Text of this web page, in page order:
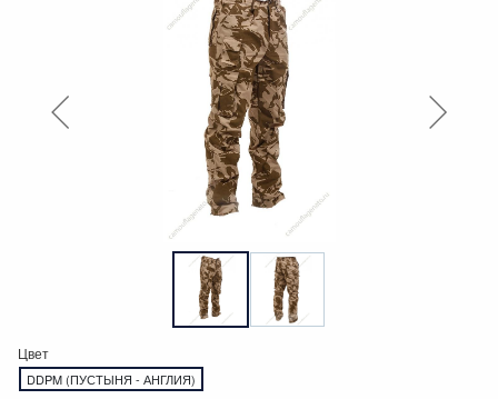
Цвет
DDPM (ПУСТЫНЯ - АНГЛИЯ)